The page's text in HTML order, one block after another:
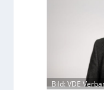
Bild: VDE